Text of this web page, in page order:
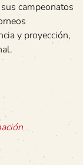
campeonatos
y proyección,